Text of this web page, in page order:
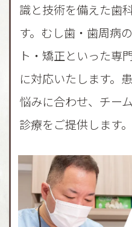
識と技術を備えた歯
す。むし歯・歯周病
ト・矯正といった専
に対応いたします。
悩みに合わせ、チー
診療をご提供します。